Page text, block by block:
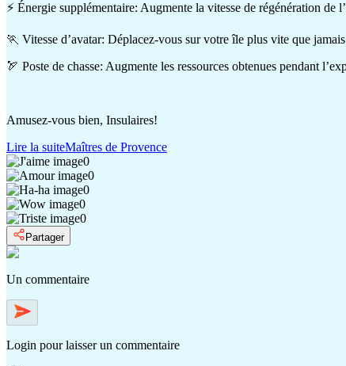
⚡ Énergie supplémentaire: Augmente la vitesse de régénération de
🏃 Vitesse d’avatar: Déplacez-vous sur votre île plus vite que
🏹 Poste de chasse: Augmente les ressources obtenues pendant
Amusez-vous bien, Insulaires!
Lire la suiteMaîtres de Provence
0
0
0
0
0
Partager
Un commentaire
Login pour laisser un commentaire